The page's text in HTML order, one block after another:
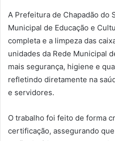
A Prefeitura de Chapadão do
Municipal de Educação e
completa e a limpeza das
unidades da Rede Municipal
mais segurança, higiene e
refletindo diretamente na
e servidores.
O trabalho foi feito de forma
certificação, assegurando